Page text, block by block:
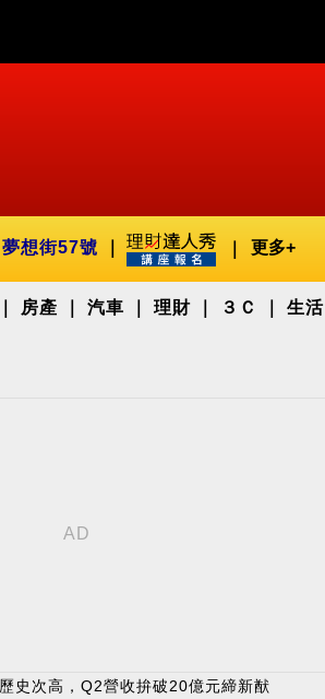
夢想街57號 更多+
房產 汽車 理財 ３Ｃ 生活
史次高，Q2營收拚破20億元締新猷